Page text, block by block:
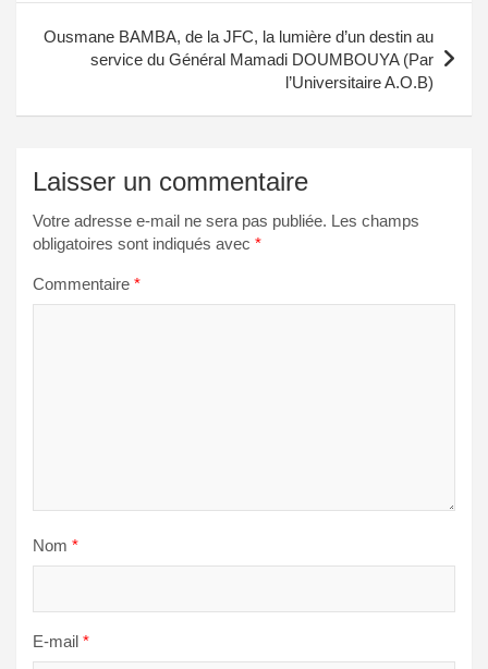
Ousmane BAMBA, de la JFC, la lumière d’un destin au
service du Général Mamadi DOUMBOUYA (Par
l’Universitaire A.O.B)
Laisser un commentaire
Votre adresse e-mail ne sera pas publiée. Les champs
obligatoires sont indiqués avec *
Commentaire *
Nom *
E-mail *